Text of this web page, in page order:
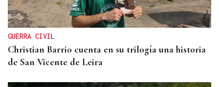
GUERRA CIVIL
Christian Barrio cuenta en su trilogía una historia
de San Vicente de Leira